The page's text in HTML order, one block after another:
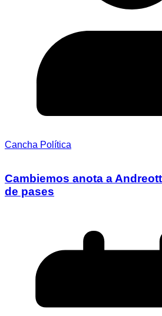
Cancha Política
Cambiemos anota a
de pases